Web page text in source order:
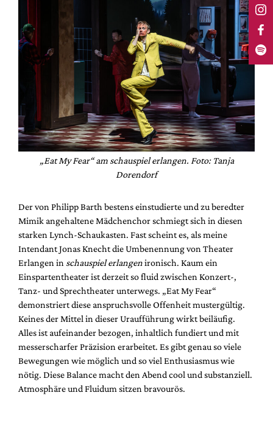
„Eat My Fear“ am schauspiel erlangen. Foto: Tanja
Dorendorf
Der von Philipp Barth bestens einstudierte und zu beredter
Mimik angehaltene Mädchenchor schmiegt sich in diesen
starken Lynch-Schaukasten. Fast scheint es, als meine
Intendant Jonas Knecht die Umbenennung von Theater
Erlangen in schauspiel erlangenironisch. Kaum ein
Einspartentheater ist derzeit so fluid zwischen Konzert-,
Tanz- und Sprechtheater unterwegs. „Eat My Fear“
demonstriert diese anspruchsvolle Offenheit mustergültig.
Keines der Mittel in dieser Uraufführung wirkt beiläufig.
Alles ist aufeinander bezogen, inhaltlich fundiert und mit
messerscharfer Präzision erarbeitet. Es gibt genau so viele
Bewegungen wie möglich und so viel Enthusiasmus wie
nötig. Diese Balance macht den Abend cool und substanziell.
Atmosphäre und Fluidum sitzen bravourös.